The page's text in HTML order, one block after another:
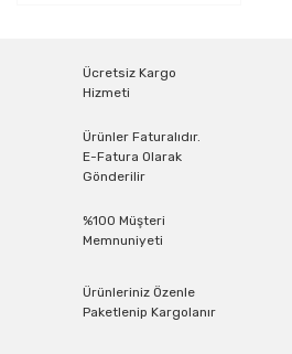
Ücretsiz Kargo
Hizmeti
Ürünler Faturalıdır.
E-Fatura Olarak
Gönderilir
%100 Müşteri
Memnuniyeti
Ürünleriniz Özenle
Paketlenip Kargolanır